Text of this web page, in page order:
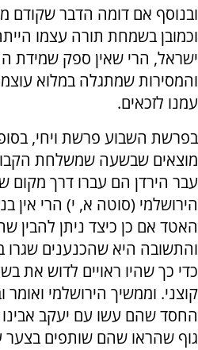
ובנוסף אם דומה הדבר
וכמובן בשמחת תורה עצמו
ישראל, הרי שאין ספק שמידת
והמסירות שמתגלה במלוא
עמנו לזכאים.
בפרשת השבוע פרשת ויחי,
מוצאים שבשעה שמשלחת
עבר הירדן הם עברו דרך מקום
הירושלמי (סוטה א, י) הרי אין
האטד אם כן כיצד ניתן להבין
והתשובה היא שהכנענים שגרו
כדי כך שהיו ראויים לדוש את
קוצני. וממשיך הירושלמי ואומר
החסד שהם עשו עם יעקב
גוף שהראו שהם שותפים בצער